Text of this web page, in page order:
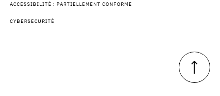
ACCESSIBILITÉ : PARTIELLEMENT CONFORME
CYBERSECURITÉ